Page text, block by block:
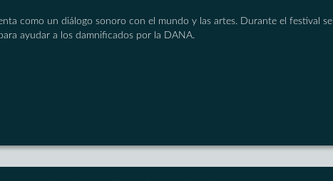
como un diálogo sonoro con el mundo y las artes. Durante el festival se
ayudar a los damnificados por la DANA.